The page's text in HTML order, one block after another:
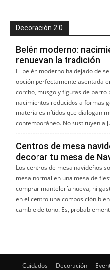
Decoración 2.0
Belén moderno:
renuevan la tradición
El belén moderno ha dejado de
opción perfectamente asentada
corcho, musgo y figuras de barro
nacimientos reducidos a formas
materiales nítidos que dialogan
contemporáneo. No sustituyen a
Centros de mesa
decorar tu mesa de
Los centros de mesa navideños
mesa normal en una mesa de
comprar mantelería nueva, ni
en el centro una composición
cambie de tono. Es,
Cuidados Decoración